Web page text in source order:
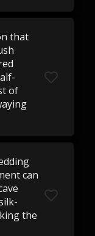
that
of
can
the